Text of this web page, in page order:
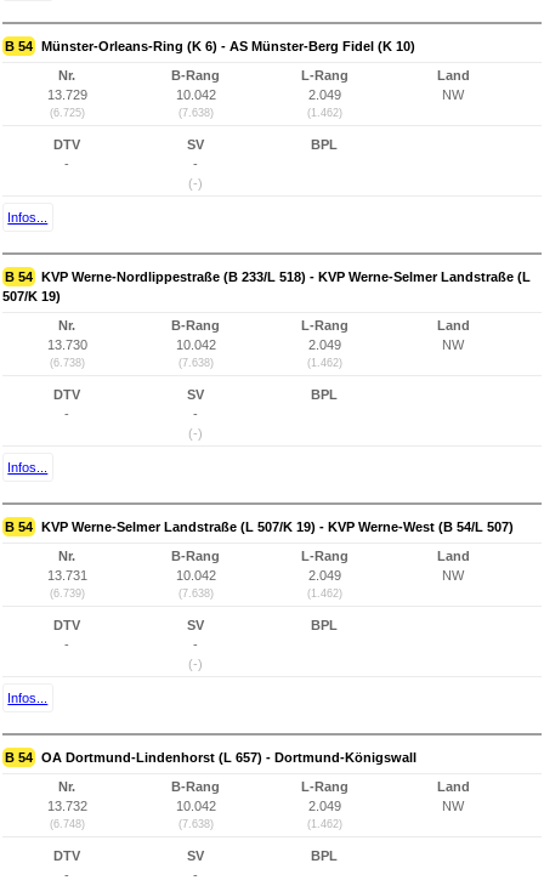
B 54 Münster-Orleans-Ring (K 6) - AS Münster-Berg Fidel (K 10)
Nr.
13.729
(6.725)
B-Rang
10.042
(7.638)
L-Rang
2.049
(1.462)
Land
NW
DTV
-
SV
-
(-)
BPL
Infos...
B 54 KVP Werne-Nordlippestraße (B 233/L 518) - KVP Werne-Selmer Landstraße (L
507/K 19)
Nr.
13.730
(6.738)
B-Rang
10.042
(7.638)
L-Rang
2.049
(1.462)
Land
NW
DTV
-
SV
-
(-)
BPL
Infos...
B 54 KVP Werne-Selmer Landstraße (L 507/K 19) - KVP Werne-West (B 54/L 507)
Nr.
13.731
(6.739)
B-Rang
10.042
(7.638)
L-Rang
2.049
(1.462)
Land
NW
DTV
-
SV
-
(-)
BPL
Infos...
B 54 OA Dortmund-Lindenhorst (L 657) - Dortmund-Königswall
Nr.
13.732
(6.748)
B-Rang
10.042
(7.638)
L-Rang
2.049
(1.462)
Land
NW
DTV
-
SV
-
BPL